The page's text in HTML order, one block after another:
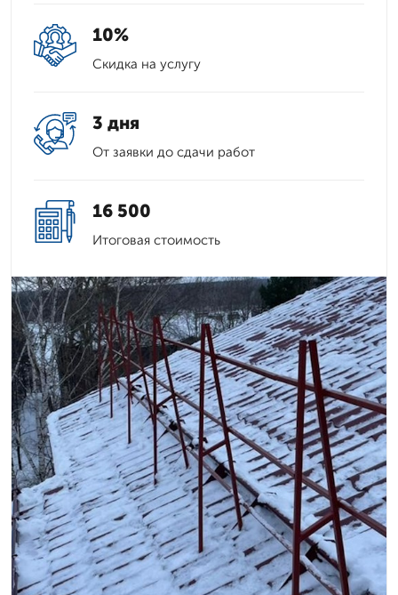
10%
Скидка на услугу
3 дня
От заявки до сдачи работ
16 500
Итоговая стоимость